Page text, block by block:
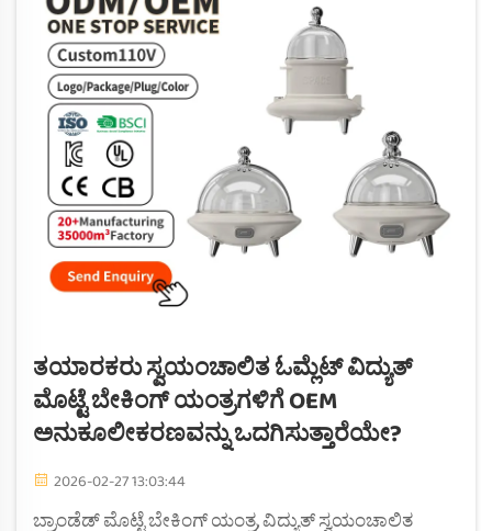
ತಯಾರಕರು ಸ್ವಯಂಚಾಲಿತ ಓಮ್ಲೆಟ್ ವಿದ್ಯುತ್
ಮೊಟ್ಟೆ ಬೇಕಿಂಗ್ ಯಂತ್ರಗಳಿಗೆ OEM
ಅನುಕೂಲೀಕರಣವನ್ನು ಒದಗಿಸುತ್ತಾರೆಯೇ?
2026-02-27 13:03:44
ಬ್ರಾಂಡೆಡ್ ಮೊಟ್ಟೆ ಬೇಕಿಂಗ್ ಯಂತ್ರ, ವಿದ್ಯುತ್ ಸ್ವಯಂಚಾಲಿತ